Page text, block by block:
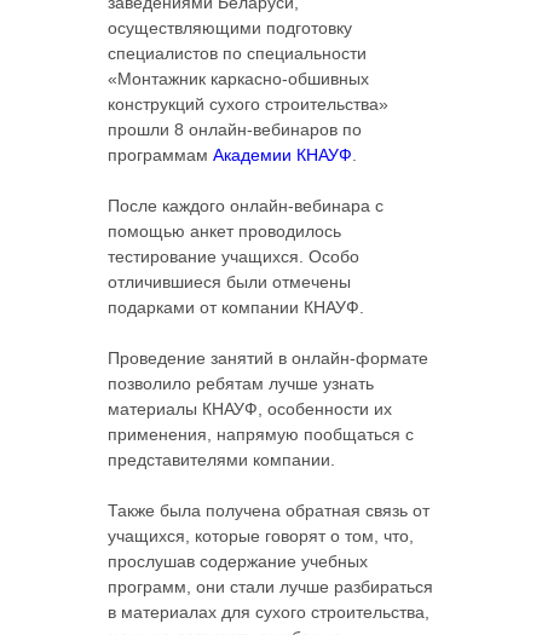
осуществляющими подготовку
специалистов по специальности
«Монтажник каркасно-обшивных
конструкций сухого строительства»
прошли 8 онлайн-вебинаров по
программам Академии КНАУФ.
После каждого онлайн-вебинара с
помощью анкет проводилось
тестирование учащихся. Особо
отличившиеся были отмечены
подарками от компании КНАУФ.
Проведение занятий в онлайн-формате
позволило ребятам лучше узнать
материалы КНАУФ, особенности их
применения, напрямую пообщаться с
представителями компании.
Также была получена обратная связь от
учащихся, которые говорят о том, что,
прослушав содержание учебных
программ, они стали лучше разбираться
в материалах для сухого строительства,